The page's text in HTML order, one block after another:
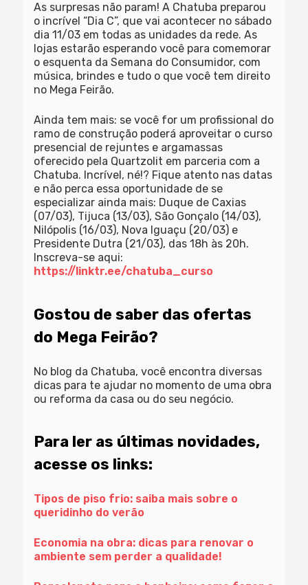
As surpresas não param! A Chatuba preparou
o incrível “Dia C”, que vai acontecer no sábado
dia 11/03 em todas as unidades da rede. As
lojas estarão esperando você para comemorar
o esquenta da Semana do Consumidor, com
música, brindes e tudo o que você tem direito
no Mega Feirão.
Ainda tem mais: se você for um profissional do
ramo de construção poderá aproveitar o curso
presencial de rejuntes e argamassas
oferecido pela Quartzolit em parceria com a
Chatuba. Incrível, né!? Fique atento nas datas
e não perca essa oportunidade de se
especializar ainda mais: Duque de Caxias
(07/03), Tijuca (13/03), São Gonçalo (14/03),
Nilópolis (16/03), Nova Iguaçu (20/03) e
Presidente Dutra (21/03), das 18h às 20h.
Inscreva-se aqui:
https://linktr.ee/chatuba_curso
Gostou de saber das ofertas
do Mega Feirão?
No blog da Chatuba, você encontra diversas
dicas para te ajudar no momento de uma obra
ou reforma da casa ou do seu negócio.
Para ler as últimas novidades,
acesse os links:
Tipos de piso frio: saiba mais sobre o
queridinho do verão
Economia na obra: dicas para renovar o
ambiente sem perder a qualidade!